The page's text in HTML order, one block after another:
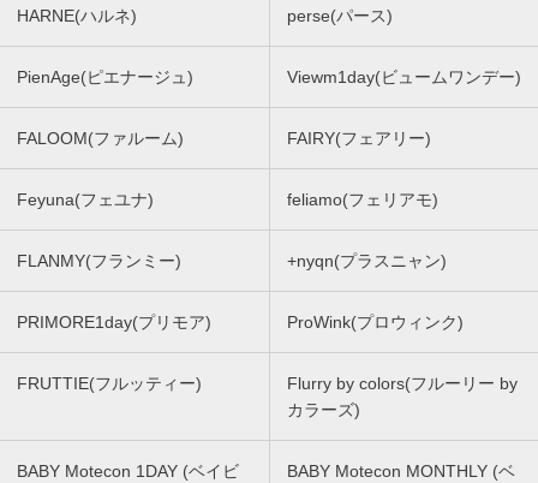
HARNE(ハルネ) perse(パース)
PienAge(ピエナージュ) Viewm1day(ビュームワンデー)
FALOOM(ファルーム) FAIRY(フェアリー)
Feyuna(フェユナ) feliamo(フェリアモ)
FLANMY(フランミー) +nyqn(プラスニャン)
PRIMORE1day(プリモア) ProWink(プロウィンク)
FRUTTIE(フルッティー)
Flurry by colors(フルーリー by
カラーズ)
BABY Motecon 1DAY (ベイビ
BABY Motecon MONTHLY (ベ